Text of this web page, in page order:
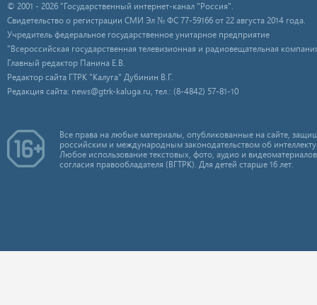
© 2001 - 2026 "Государственный интернет-канал "Россия".
Свидетельство о регистрации СМИ Эл № ФС 77-59166 от 22 августа 2014 года.
Учредитель федеральное государственное унитарное предприятие
"Всероссийская государственная телевизионная и радиовещательная
Главный редактор Панина Е.В.
Редактор сайта ГТРК "Калуга" Дубинин В.Г.
Редакция сайта: news@gtrk-kaluga.ru, тел.: (8-4842) 57-81-10
Все права на любые материалы, опубликованные на сайте,
российским и международным законодательством об
Любое использование текстовых, фото, аудио и
согласия правообладателя (ВГТРК). Для детей старше 16 лет.